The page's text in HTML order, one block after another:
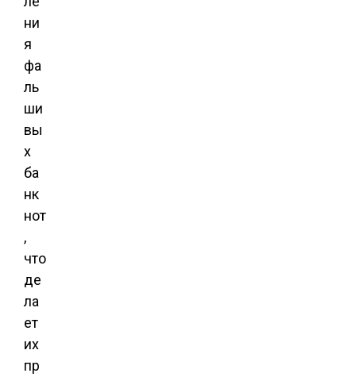
ни
я
фа
ль
ши
вы
х
ба
нк
нот
,
что
де
ла
ет
их
пр